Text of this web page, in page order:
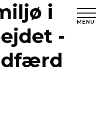
MENU
i
-